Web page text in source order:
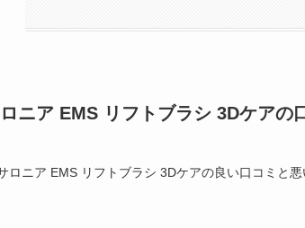
ニア EMS リフトブラシ 3Dケアの
ロニア EMS リフトブラシ 3Dケアの良い口コミと悪